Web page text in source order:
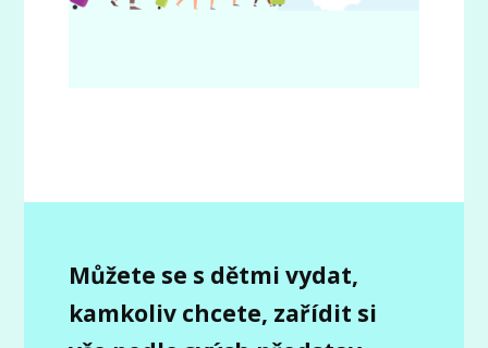
Můžete se s dětmi vydat,
kamkoliv chcete, zařídit si